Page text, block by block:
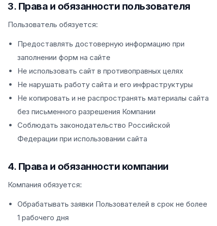
3. Права и обязанности пользователя
Пользователь обязуется:
Предоставлять достоверную информацию при
заполнении форм на сайте
Не использовать сайт в противоправных целях
Не нарушать работу сайта и его инфраструктуры
Не копировать и не распространять материалы сайта
без письменного разрешения Компании
Соблюдать законодательство Российской
Федерации при использовании сайта
4. Права и обязанности компании
Компания обязуется:
Обрабатывать заявки Пользователей в срок не более
1 рабочего дня